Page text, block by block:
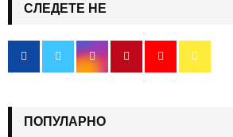
СЛЕДЕТЕ НЕ
ПОПУЛАРНО